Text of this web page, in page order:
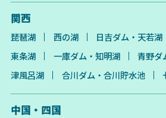
関西
琵琶湖 西の湖 日吉ダム・天若湖
東条湖
一庫ダム・知明湖 青野ダ
津風呂湖
合川ダム・合川貯水池
中国・四国